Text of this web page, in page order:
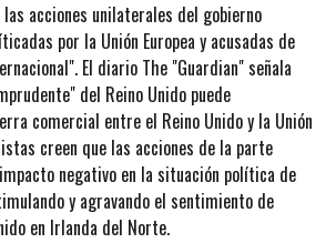
las acciones unilaterales del gobierno
por la Unión Europea y acusadas de
El diario The "Guardian" señala
del Reino Unido puede
comercial entre el Reino Unido y la Unión
creen que las acciones de la parte
negativo en la situación política de
y agravando el sentimiento de
en Irlanda del Norte.